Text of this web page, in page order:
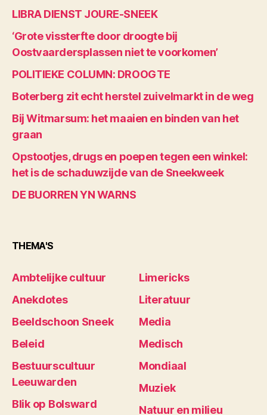
LIBRA DIENST JOURE-SNEEK
‘Grote vissterfte door droogte bij
Oostvaardersplassen niet te voorkomen’
POLITIEKE COLUMN: DROOGTE
Boterberg zit echt herstel zuivelmarkt in de weg
Bij Witmarsum: het maaien en binden van het
graan
Opstootjes, drugs en poepen tegen een winkel:
het is de schaduwzijde van de Sneekweek
DE BUORREN YN WARNS
THEMA'S
Ambtelijke cultuur
Anekdotes
Beeldschoon Sneek
Beleid
Bestuurscultuur
Leeuwarden
Blik op Bolsward
Limericks
Literatuur
Media
Medisch
Mondiaal
Muziek
Natuur en milieu